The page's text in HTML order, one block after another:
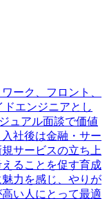
ーク、フロント、
ドエンジニアとし
ュアル面談で価値
社後は金融・サー
サービスの立ち上
ることを促す育成
力を感じ、やりが
い人にとって最適